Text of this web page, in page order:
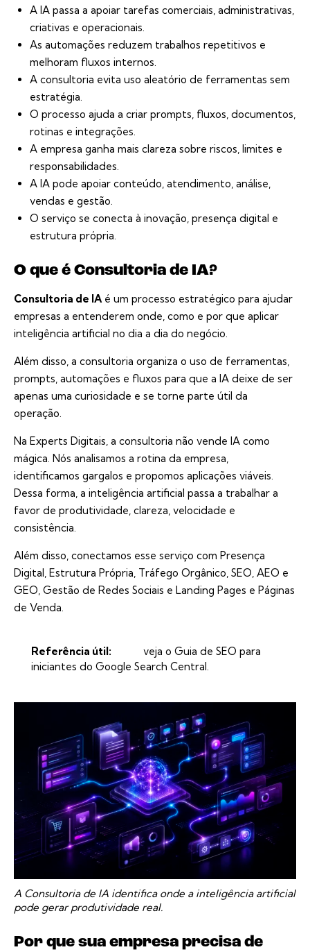
A IA passa a apoiar tarefas comerciais, administrativas,
criativas e operacionais.
As automações reduzem trabalhos repetitivos e
melhoram fluxos internos.
A consultoria evita uso aleatório de ferramentas sem
estratégia.
O processo ajuda a criar prompts, fluxos, documentos,
rotinas e integrações.
A empresa ganha mais clareza sobre riscos, limites e
responsabilidades.
A IA pode apoiar conteúdo, atendimento, análise,
vendas e gestão.
O serviço se conecta à inovação, presença digital e
estrutura própria.
O que é Consultoria de IA?
Consultoria de IA é um processo estratégico para ajudar
empresas a entenderem onde, como e por que aplicar
inteligência artificial no dia a dia do negócio.
Além disso, a consultoria organiza o uso de ferramentas,
prompts, automações e fluxos para que a IA deixe de ser
apenas uma curiosidade e se torne parte útil da
operação.
Na Experts Digitais, a consultoria não vende IA como
mágica. Nós analisamos a rotina da empresa,
identificamos gargalos e propomos aplicações viáveis.
Dessa forma, a inteligência artificial passa a trabalhar a
favor de produtividade, clareza, velocidade e
consistência.
Além disso, conectamos esse serviço com Presença
Digital Estrutura Própria Tráfego Orgânico, SEO, AEO e
GEO Gestão de Redes Sociais e Landing Pages e Páginas
de Venda
Referência útil:
veja o Guia de SEO para
iniciantes do Google Search Central
A Consultoria de IA identifica onde a inteligência artificial
pode gerar produtividade real.
Por que sua empresa precisa de